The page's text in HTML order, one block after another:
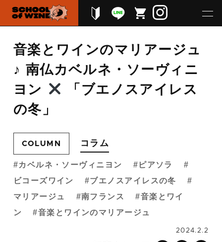
音楽とワインのマリアージュ
♪ 南仏カベルネ・ソーヴィニ
ヨン
「ブエノスアイレス
の冬」
COLUMN コラム
カベルネ・ソーヴィニヨン
ピアソラ
ビコーズワイン
ブエノスアイレスの冬
マリアージュ
南フランス
音楽とワイ
ン
音楽とワインのマリアージュ
2024.2.2